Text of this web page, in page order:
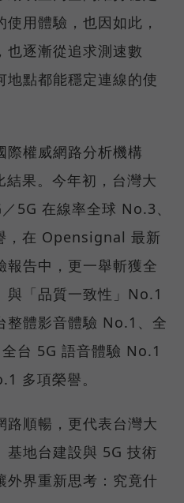
用體驗，也因如此，
也逐漸從追求測速數
地點都能穩定連線的使
際權威網路分析機構
果。今年初，台灣大
5G 在線率全球 No.3、
，在 Opensignal 最新
報告中，更一舉斬獲全
與「品質一致性」No.1
整體影音體驗 No.1、全
台 5G 語音體驗 No.1
多項榮譽。
路順暢，更代表台灣大
基地台建設與 5G 技術
外界重新思考：究竟什